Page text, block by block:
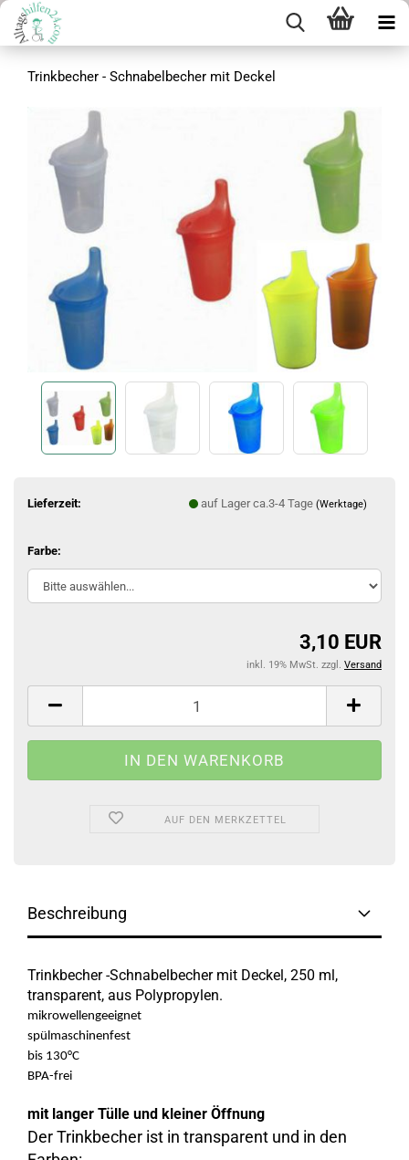
Trinkbecher - Schnabelbecher mit Deckel
Lieferzeit: auf Lager ca.3-4 Tage (Werktage)
Farbe:
3,10 EUR
inkl. 19% MwSt. zzgl. Versand
AUF DEN MERKZETTEL
Beschreibung
Trinkbecher -Schnabelbecher mit Deckel, 250 ml,
transparent, aus Polypropylen.
mikrowellengeeignet
spülmaschinenfest
bis 130°C
BPA-frei
mit langer Tülle und kleiner Öffnung
Der Trinkbecher ist in transparent und in den